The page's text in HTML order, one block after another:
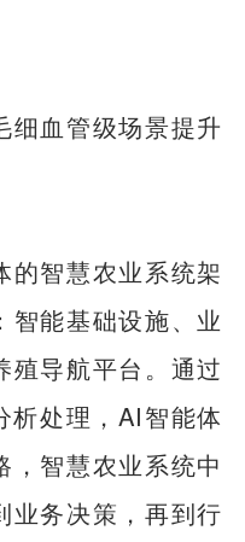
细血管级场景提升
的智慧农业系统架
智能基础设施、业
殖导航平台。通过
析处理，AI智能体
，智慧农业系统中
业务决策，再到行